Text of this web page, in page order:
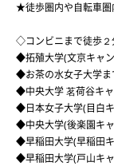
★徒歩圏内や自転車圏
◇コンビニまで徒歩
◆拓殖大学(文京キャ
◆お茶の水女子大学
◆中央大学 茗荷谷キ
◆日本女子大学(目白
◆中央大学(後楽園キ
◆早稲田大学(早稲田
◆早稲田大学(戸山キ